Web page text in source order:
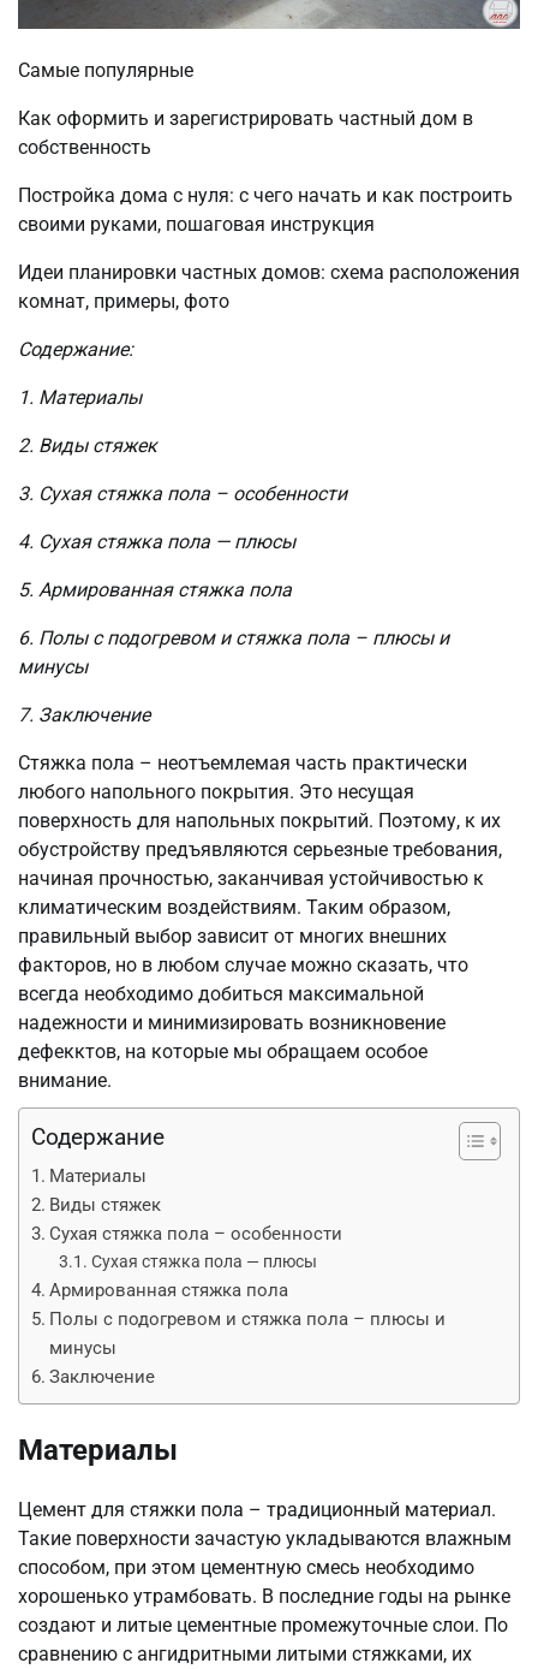
Самые популярные
Как оформить и зарегистрировать частный дом в
собственность
Постройка дома с нуля: с чего начать и как построить
своими руками, пошаговая инструкция
Идеи планировки частных домов: схема расположения
комнат, примеры, фото
Содержание:
1. Материалы
2. Виды стяжек
3. Сухая стяжка пола – особенности
4. Сухая стяжка пола — плюсы
5. Армированная стяжка пола
6. Полы с подогревом и стяжка пола – плюсы и
минусы
7. Заключение
Стяжка пола – неотъемлемая часть практически
любого напольного покрытия. Это несущая
поверхность для напольных покрытий. Поэтому, к их
обустройству предъявляются серьезные требования,
начиная прочностью, заканчивая устойчивостью к
климатическим воздействиям. Таким образом,
правильный выбор зависит от многих внешних
факторов, но в любом случае можно сказать, что
всегда необходимо добиться максимальной
надежности и минимизировать возникновение
дефекктов, на которые мы обращаем особое
внимание.
Содержание
Материалы
Виды стяжек
Сухая стяжка пола – особенности
Сухая стяжка пола — плюсы
Армированная стяжка пола
Полы с подогревом и стяжка пола – плюсы и
минусы
Заключение
Материалы
Цемент для стяжки пола – традиционный материал.
Такие поверхности зачастую укладываются влажным
способом, при этом цементную смесь необходимо
хорошенько утрамбовать. В последние годы на рынке
создают и литые цементные промежуточные слои. По
сравнению с ангидритными литыми стяжками, их